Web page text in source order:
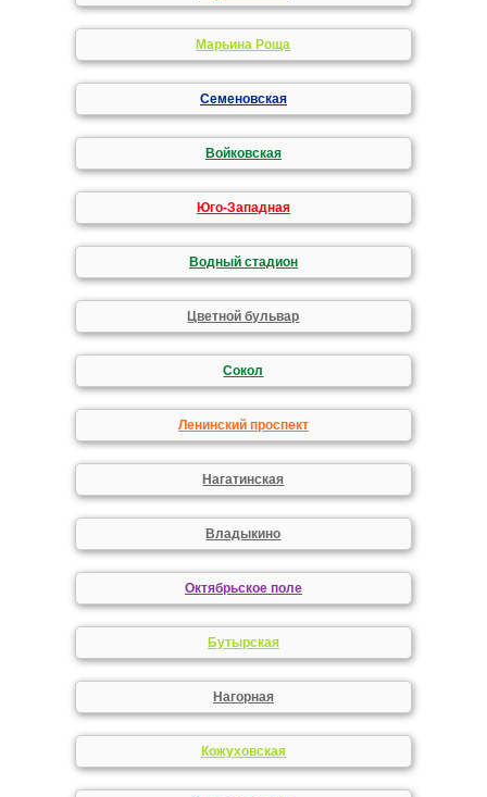
Марьина Роща
Семеновская
Войковская
Юго-Западная
Водный стадион
Цветной бульвар
Сокол
Ленинский проспект
Нагатинская
Владыкино
Октябрьское поле
Бутырская
Нагорная
Кожуховская